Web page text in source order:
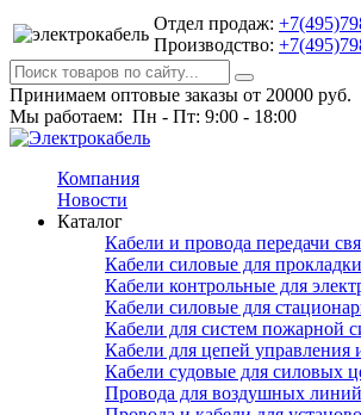
Отдел продаж:
Производство:
Принимаем оптовые заказы от 20000 руб.
Мы работаем: Пн - Пт: 9:00 - 18:00
Компания
Новости
Каталог
Кабели и провода передачи
Кабели силовые для
Кабели контрольные для
Кабели силовые для
Кабели для систем пожарной
Кабели для цепей управления
Кабели судовые для силовых
Провода для воздушных линий